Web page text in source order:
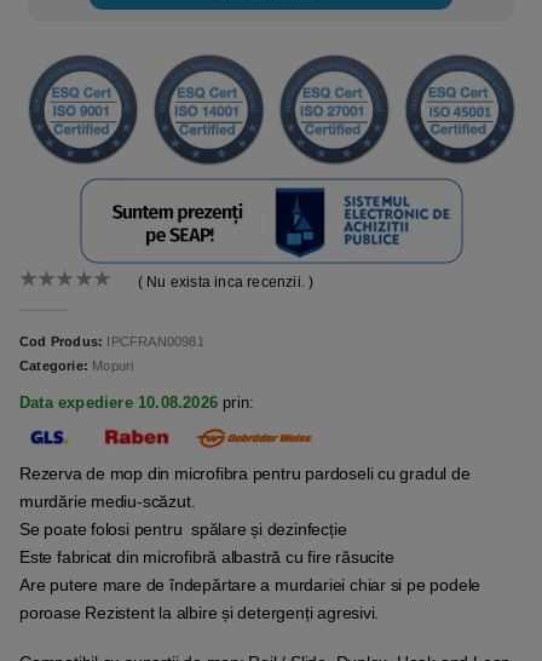
( Nu exista inca recenzii. )
Cod Produs: IPCFRAN00981
Categorie: Mopuri
Data expediere 10.08.2026 prin:
Rezerva de mop din microfibra pentru pardoseli cu gradul de
murdărie mediu-scăzut.
Se poate folosi pentru spălare și dezinfecție
Este fabricat din microfibră albastră cu fire răsucite
Are putere mare de îndepărtare a murdariei chiar si pe podele
poroase Rezistent la albire și detergenți agresivi.